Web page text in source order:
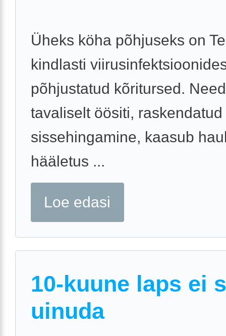
Üheks köha põhjuseks on
kindlasti
põhjustatud kõritursed.
tavaliselt öösiti, raskendatud
sissehingamine, kaasub
hääletus ...
Loe edasi
10-kuune laps ei
uinuda